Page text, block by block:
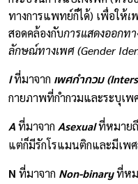
ทางการแพทย์ก็ได้) เพื่อให้เ
สอดคล้องกับการแสดงออกท
ลักษณ์ทางเพศ (Gender
Iที่มาจาก เพศกำกวม
กายภาพที่กำกวมและระบุเพ
Aที่มาจาก Asexualที่หมาย
แต่ก็มีรักโรแมนติกและมีเพ
N ที่มาจาก Non-binaryที่หม